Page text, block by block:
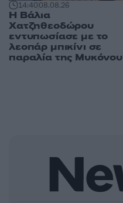
14:4008.08.26
Η Βάλια
Χατζηθεοδώρου
εντυπωσίασε με το
λεοπάρ μπικίνι σε
παραλία της Μυκόνου